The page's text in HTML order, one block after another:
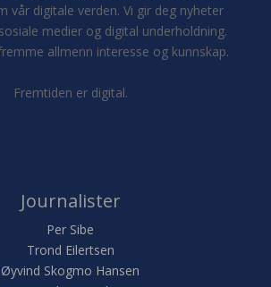
vår digitale verden. Vi gir deg nyheter
medier og digital underholdning.
allmenn interesse og kunnskap.
Fremtiden er digital.
Journalister
Per Sibe
Trond Eilertsen
Øyvind Skogmo Hansen